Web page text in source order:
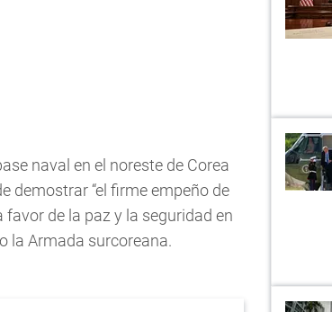
naval en el noreste de Corea
demostrar “el firme empeño de
favor de la paz y la seguridad en
la Armada surcoreana.